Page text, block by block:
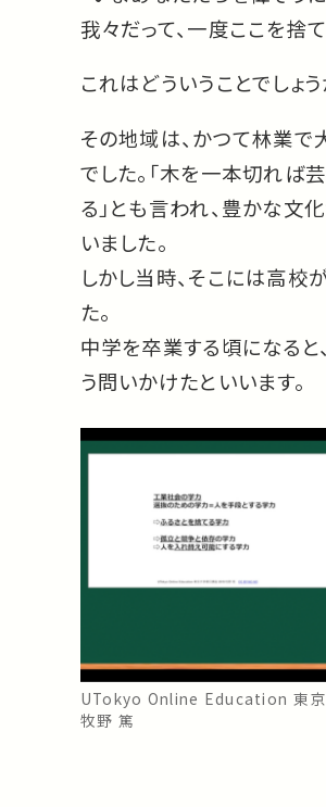
我々だって、一度ここを捨
これはどういうことでしょう
その地域は、かつて林業
でした。「木を一本切れば
る」とも言われ、豊かな文
いました。
しかし当時、そこには高校
た。
中学を卒業する頃になると
う問いかけたといいます。
UTokyo Online Education 東
牧野 篤